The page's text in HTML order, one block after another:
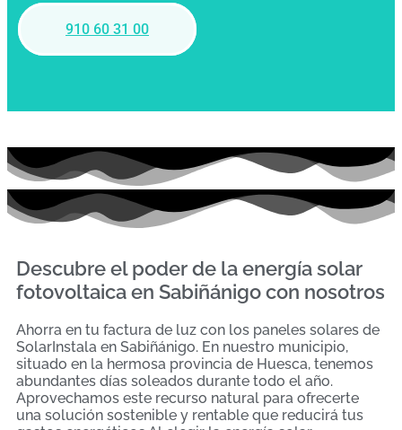
910 60 31 00
Descubre el poder de la energía solar
fotovoltaica en Sabiñánigo con nosotros
Ahorra en tu factura de luz con los paneles solares de
SolarInstala en Sabiñánigo. En nuestro municipio,
situado en la hermosa provincia de Huesca, tenemos
abundantes días soleados durante todo el año.
Aprovechamos este recurso natural para ofrecerte
una solución sostenible y rentable que reducirá tus